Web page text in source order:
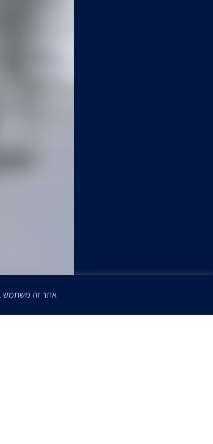
אתר זה משתמש